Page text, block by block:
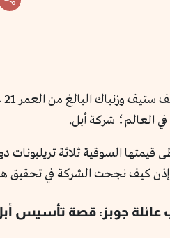
العالم؛ شركة أبل.
السوقية ثلاثة تريليونات
عائلة جوبز: قصة تأسيس